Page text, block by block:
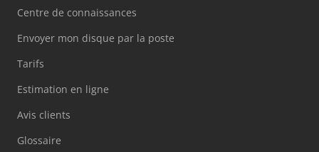
Centre de connaissances
Envoyer mon disque par la poste
Tarifs
Estimation en ligne
Avis clients
Glossaire